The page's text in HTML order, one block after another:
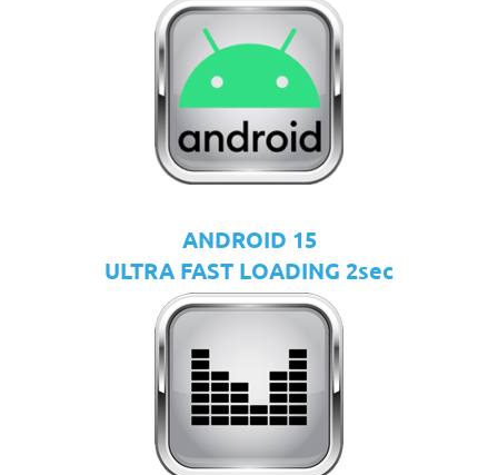
ANDROID 15
ULTRA FAST LOADING 2sec